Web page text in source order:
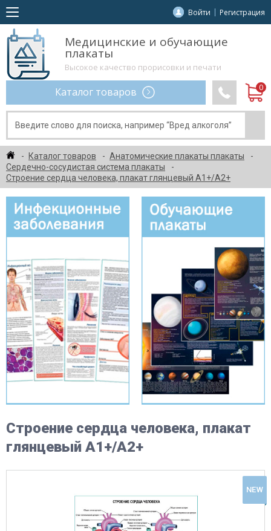
Войти Регистрация
Медицинские и обучающие
плакаты
Высокое качество прорисовки и печати
Каталог товаров
Каталог товаров
Анатомические плакаты плакаты
Сердечно-сосудистая система плакаты
Строение сердца человека, плакат глянцевый А1+/А2+
Строение сердца человека, плакат
глянцевый А1+/А2+
NEW